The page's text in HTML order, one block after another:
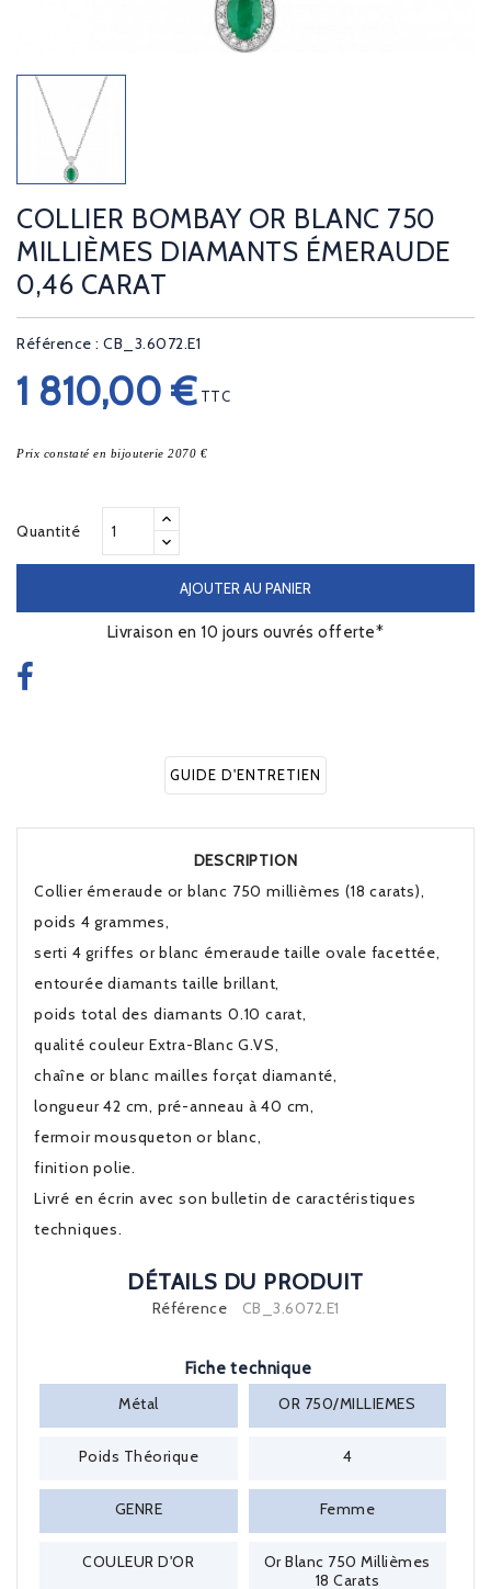
COLLIER BOMBAY OR BLANC 750
MILLIÈMES DIAMANTS ÉMERAUDE
0,46 CARAT
Référence : CB_3.6072.E1
1 810,00 € TTC
Prix constaté en bijouterie 2070 €
Quantité
AJOUTER AU PANIER
Livraison en 10 jours ouvrés offerte*
GUIDE D'ENTRETIEN
DESCRIPTION
Collier émeraude or blanc 750 millièmes (18 carats),
poids 4 grammes,
serti 4 griffes or blanc émeraude taille ovale facettée,
entourée diamants taille brillant,
poids total des diamants 0.10 carat,
qualité couleur Extra-Blanc G.VS,
chaîne or blanc mailles forçat diamanté,
longueur 42 cm, pré-anneau à 40 cm,
fermoir mousqueton or blanc,
finition polie.
Livré en écrin avec son bulletin de caractéristiques
techniques.
DÉTAILS DU PRODUIT
Référence CB_3.6072.E1
Fiche technique
Métal
OR 750/MILLIEMES
Poids Théorique 4
GENRE Femme
COULEUR D'OR
Or Blanc 750 Millièmes
18 Carats